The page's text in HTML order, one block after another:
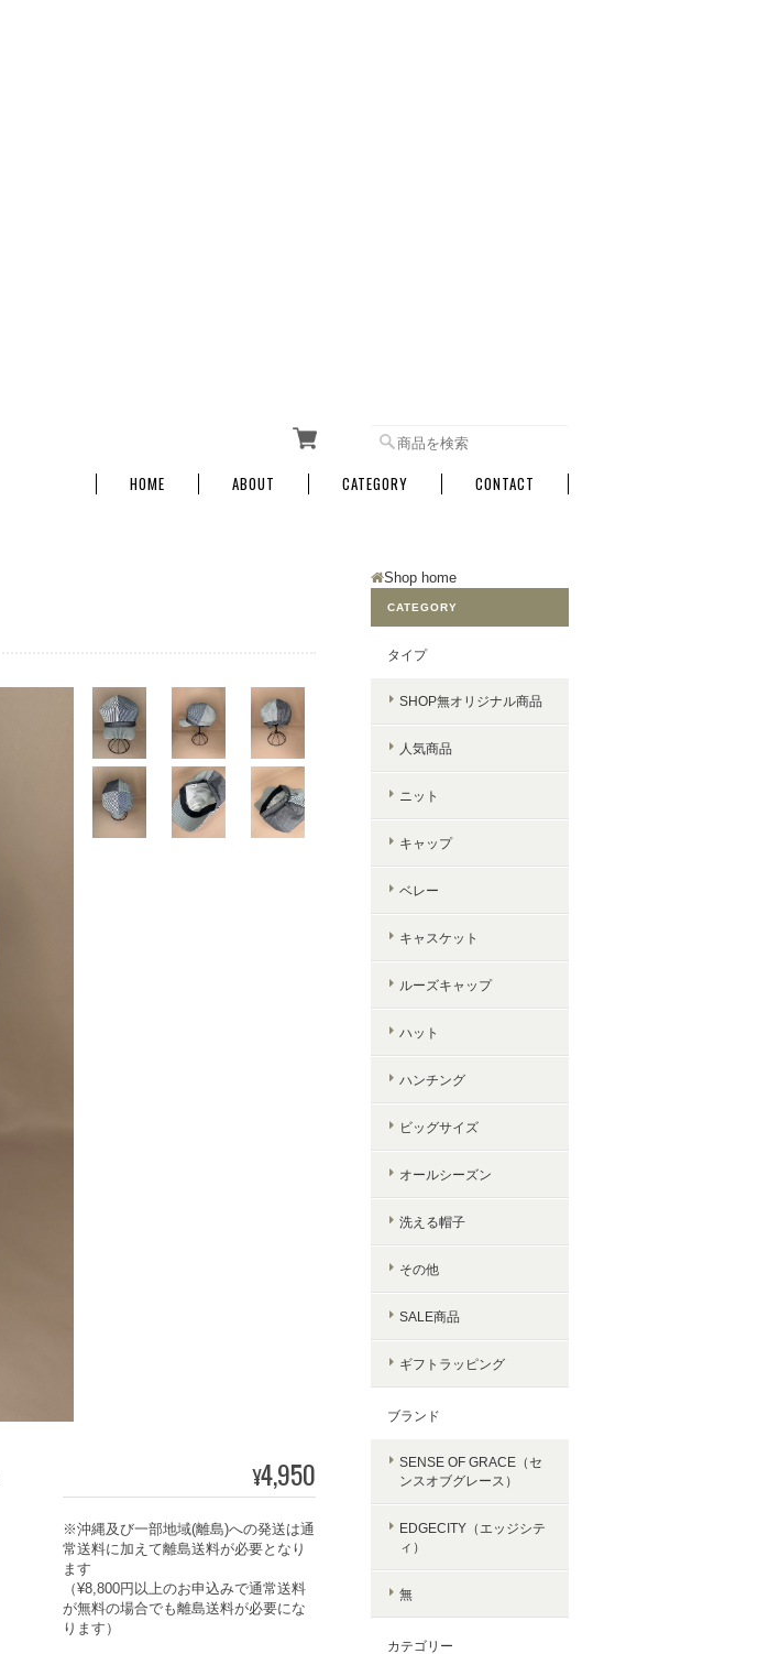
HOME ABOUT CATEGORY CONTACT
¥4,950
※沖縄及び一部地域(離島)への発送は通
常送料に加えて離島送料が必要となり
ます
（¥8,800円以上のお申込みで通常送料
が無料の場合でも離島送料が必要にな
ります）
Shop home
CATEGORY
タイプ
SHOP無オリジナル商品
人気商品
ニット
キャップ
ベレー
キャスケット
ルーズキャップ
ハット
ハンチング
ビッグサイズ
オールシーズン
洗える帽子
その他
SALE商品
ギフトラッピング
ブランド
SENSE OF GRACE（セ
ンスオブグレース）
EDGECITY（エッジシテ
ィ）
無
カテゴリー